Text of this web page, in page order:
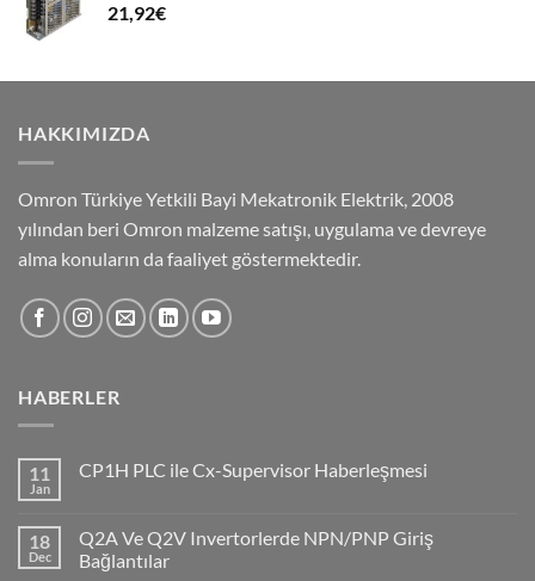
21,92€
HAKKIMIZDA
Omron Türkiye Yetkili Bayi Mekatronik Elektrik, 2008
yılından beri Omron malzeme satışı, uygulama ve devreye
alma konuların da faaliyet göstermektedir.
HABERLER
11
Jan
CP1H PLC ile Cx-Supervisor Haberleşmesi
CP1H
PLC
ile
18
Dec
Q2A Ve Q2V Invertorlerde NPN/PNP Giriş
Bağlantılar